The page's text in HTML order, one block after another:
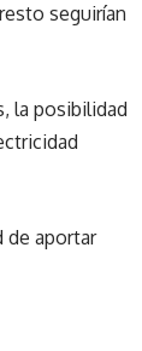
seguirían
la posibilidad
de aportar